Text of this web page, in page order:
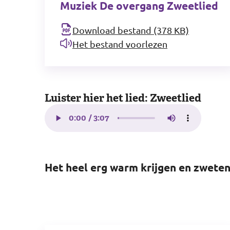
Muziek De overgang Zweetlied
Download bestand (378 KB)
Het bestand voorlezen
Luister hier het lied: Zweetlied
Het heel erg warm krijgen en zweten